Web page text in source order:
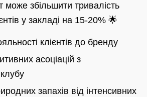
збільшити тривалість
у закладі на 15-20% 🌟
клієнтів до бренду
асоціацій з
запахів від інтенсивних